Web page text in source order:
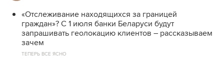
«Отслеживание находящихся за границей
граждан»? С 1 июля банки Беларуси будут
запрашивать геолокацию клиентов – рассказываем
зачем
ТЕПЕРЬ ВСЕ ЯСНО